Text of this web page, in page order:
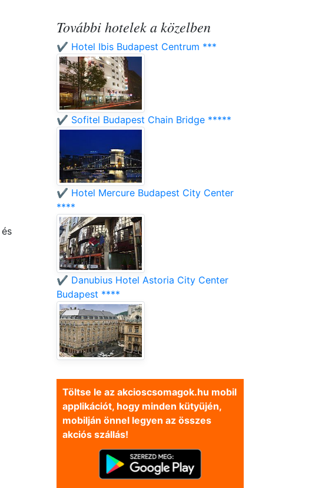
További hotelek a közelben
✔️ Hotel Ibis Budapest Centrum ***
✔️ Sofitel Budapest Chain Bridge *****
✔️ Hotel Mercure Budapest City Center
****
✔️ Danubius Hotel Astoria City Center
Budapest ****
Töltse le az akcioscsomagok.hu mobil
applikációt, hogy minden kütyüjén,
mobilján önnel legyen az összes
akciós szállás!